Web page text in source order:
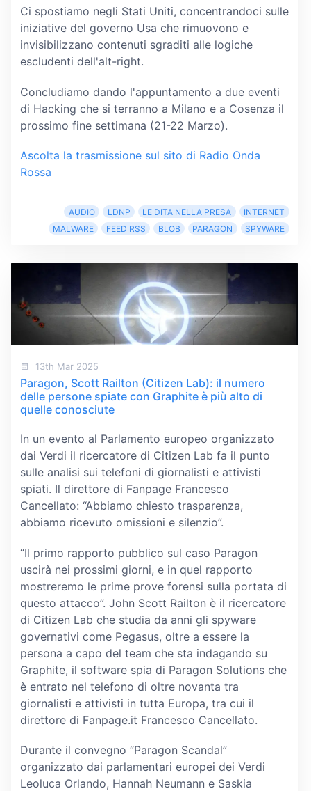
Ci spostiamo negli Stati Uniti, concentrandoci sulle
iniziative del governo Usa che rimuovono e
invisibilizzano contenuti sgraditi alle logiche
escludenti dell'alt-right.
Concludiamo dando l'appuntamento a due eventi
di Hacking che si terranno a Milano e a Cosenza il
prossimo fine settimana (21-22 Marzo).
Ascolta la trasmissione sul sito di Radio Onda
Rossa
AUDIO LDNP LE DITA NELLA PRESA
INTERNET
MALWARE
FEED RSS BLOB PARAGON SPYWARE
13th Mar 2025
Paragon, Scott Railton (Citizen Lab): il numero
delle persone spiate con Graphite è più alto di
quelle conosciute
In un evento al Parlamento europeo organizzato
dai Verdi il ricercatore di Citizen Lab fa il punto
sulle analisi sui telefoni di giornalisti e attivisti
spiati. Il direttore di Fanpage Francesco
Cancellato: “Abbiamo chiesto trasparenza,
abbiamo ricevuto omissioni e silenzio”.
“Il primo rapporto pubblico sul caso Paragon
uscirà nei prossimi giorni, e in quel rapporto
mostreremo le prime prove forensi sulla portata di
questo attacco”. John Scott Railton è il ricercatore
di Citizen Lab che studia da anni gli spyware
governativi come Pegasus, oltre a essere la
persona a capo del team che sta indagando su
Graphite, il software spia di Paragon Solutions che
è entrato nel telefono di oltre novanta tra
giornalisti e attivisti in tutta Europa, tra cui il
direttore di Fanpage.it Francesco Cancellato.
Durante il convegno “Paragon Scandal”
organizzato dai parlamentari europei dei Verdi
Leoluca Orlando, Hannah Neumann e Saskia